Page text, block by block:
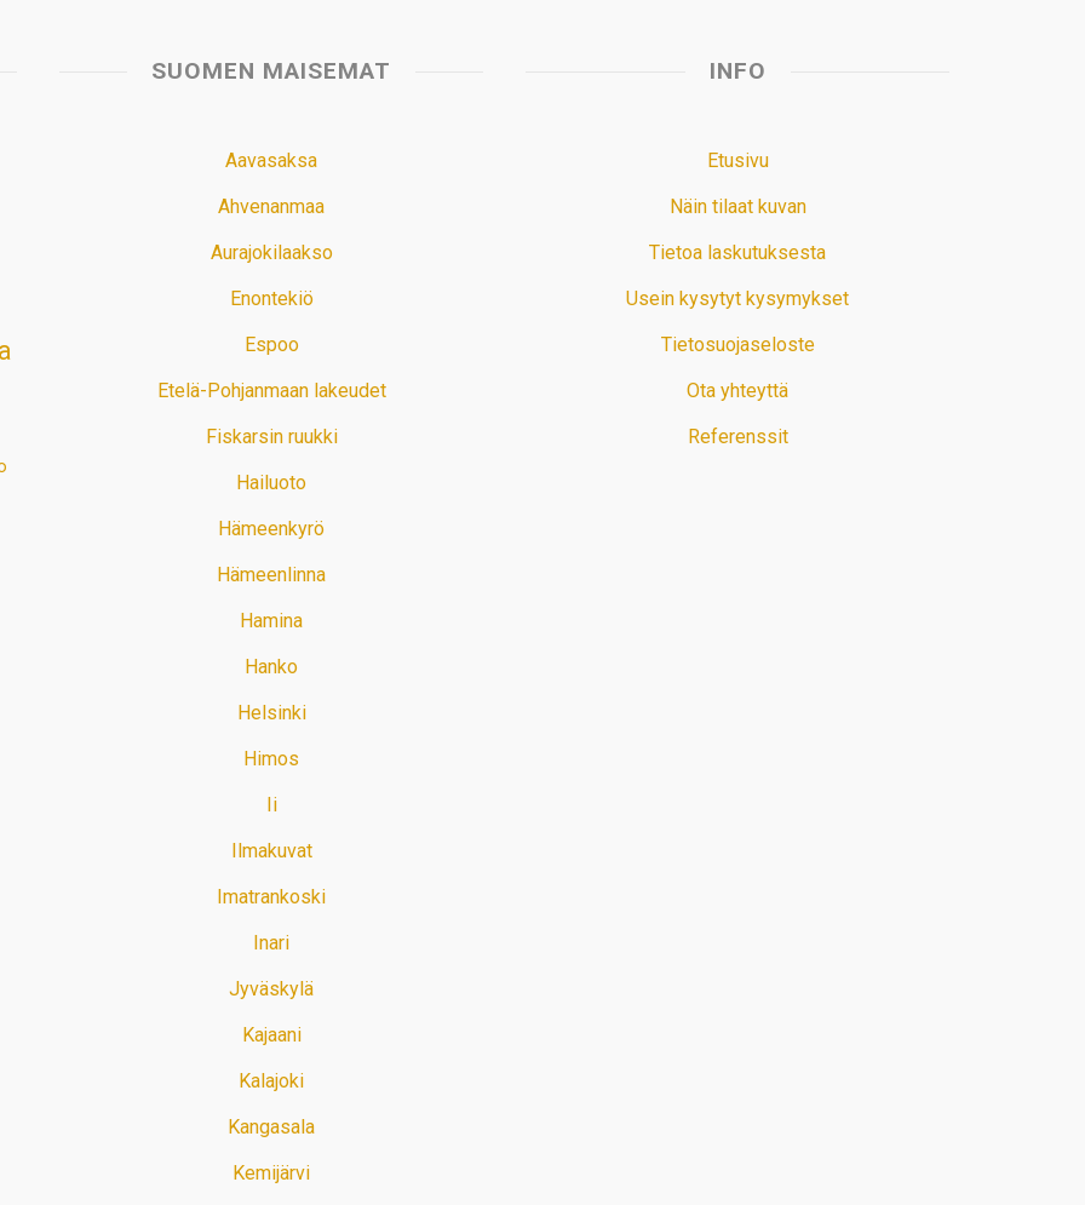
SUOMEN MAISEMAT
Aavasaksa
Ahvenanmaa
Aurajokilaakso
Enontekiö
Espoo
Etelä-Pohjanmaan lakeudet
Fiskarsin ruukki
Hailuoto
Hämeenkyrö
Hämeenlinna
Hamina
Hanko
Helsinki
Himos
Ii
Ilmakuvat
Imatrankoski
Inari
Jyväskylä
Kajaani
Kalajoki
Kangasala
Kemijärvi
INFO
Etusivu
Näin tilaat kuvan
Tietoa laskutuksesta
Usein kysytyt kysymykset
Tietosuojaseloste
Ota yhteyttä
Referenssit